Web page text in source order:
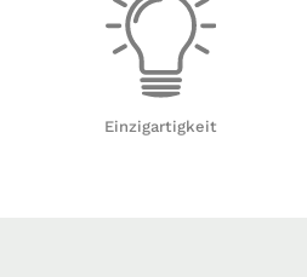
Einzigartigkeit